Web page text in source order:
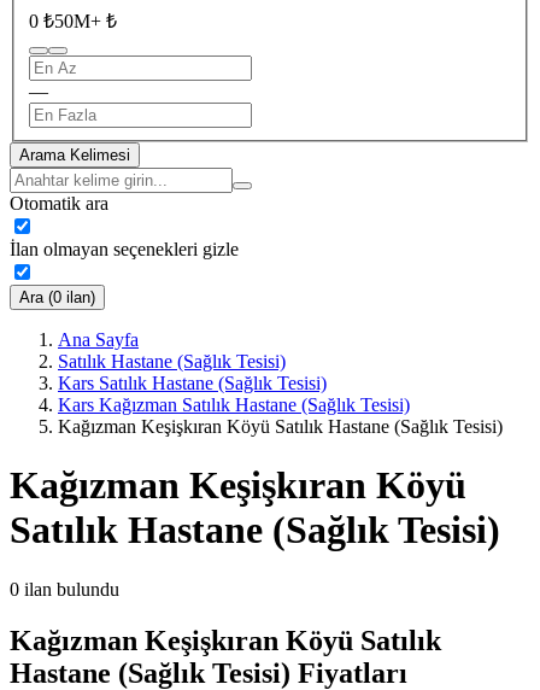
0 ₺50M+ ₺
—
Arama Kelimesi
Otomatik ara
İlan olmayan seçenekleri gizle
Ara (0 ilan)
Ana Sayfa
Satılık Hastane (Sağlık Tesisi)
Kars Satılık Hastane (Sağlık Tesisi)
Kars Kağızman Satılık Hastane (Sağlık Tesisi)
Kağızman Keşişkıran Köyü Satılık Hastane (Sağlık Tesisi)
Kağızman Keşişkıran Köyü
Satılık Hastane (Sağlık Tesisi)
0 ilan bulundu
Kağızman Keşişkıran Köyü Satılık
Hastane (Sağlık Tesisi) Fiyatları